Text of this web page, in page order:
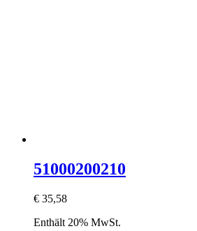
51000200210
€ 35,58
Enthält 20% MwSt.